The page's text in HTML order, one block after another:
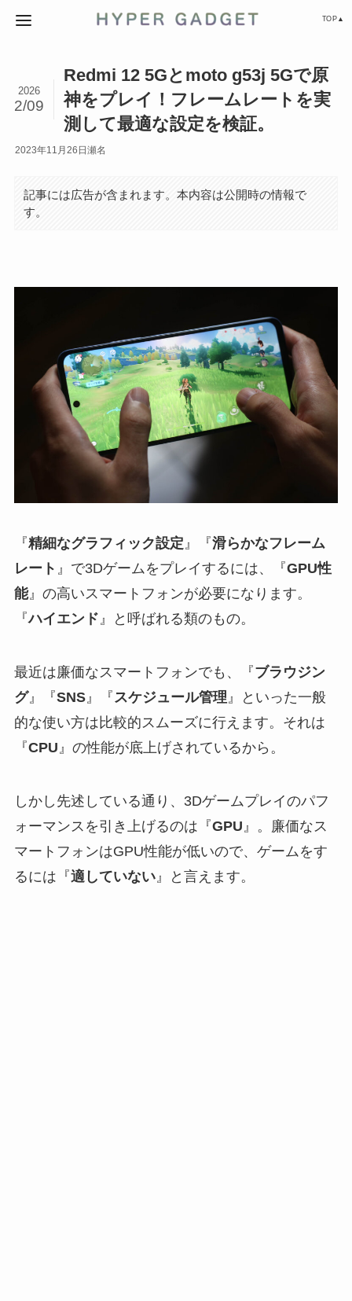
TOP▲
Redmi 12 5Gとmoto g53j 5Gで原
神をプレイ！フレームレートを実
測して最適な設定を検証。
2026
2/09
2023年11月26日 瀬名
記事には広告が含まれます。本内容は公開時の情報で
す。
『精細なグラフィック設定』『滑らかなフレーム
レート 』で3Dゲームをプレイするには、『GPU性
能』の高いスマートフォンが必要になります。
『ハイエンド』と呼ばれる類のもの。
最近は廉価なスマートフォンでも、『ブラウジン
グ』『SNS』『スケジュール管理』といった一般
的な使い方は比較的スムーズに行えます。それは
『CPU』の性能が底上げされているから。
しかし先述している通り、3Dゲームプレイのパフ
ォーマンスを引き上げるのは『GPU』。廉価なス
マートフォンはGPU性能が低いので、ゲームをす
るには『適していない』と言えます。